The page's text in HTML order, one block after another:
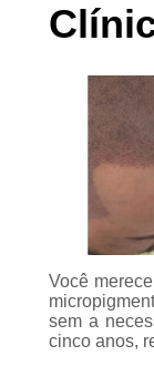
Você
sem a
cinco anos,